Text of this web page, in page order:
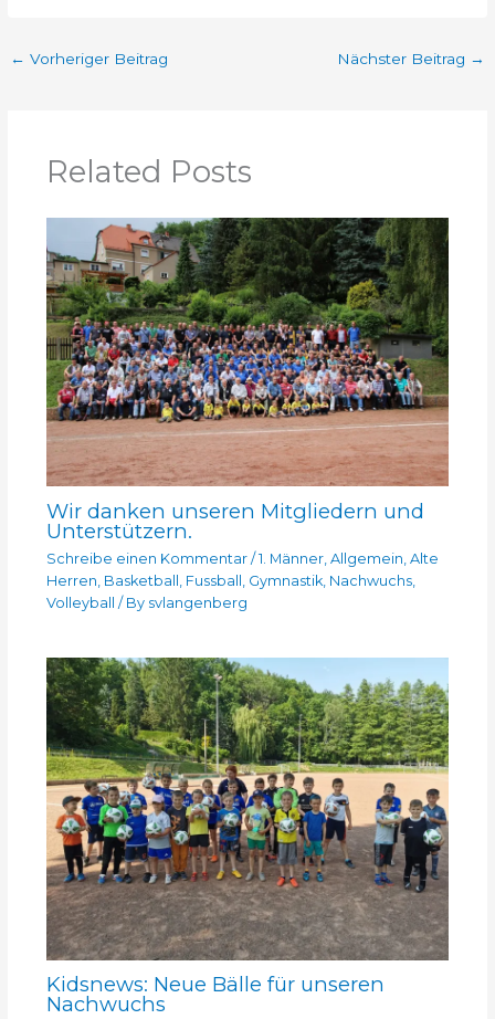
← Vorheriger Beitrag Nächster Beitrag →
Related Posts
Wir danken unseren Mitgliedern und
Unterstützern.
Schreibe einen Kommentar / 1. Männer, Allgemein, Alte
Herren, Basketball , Fussball , Gymnastik, Nachwuchs,
Volleyball
/ By svlangenberg
Kidsnews: Neue Bälle für unseren
Nachwuchs